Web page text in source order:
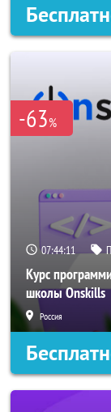
-63%
07:44:10
Курс
школы Onskills
Россия